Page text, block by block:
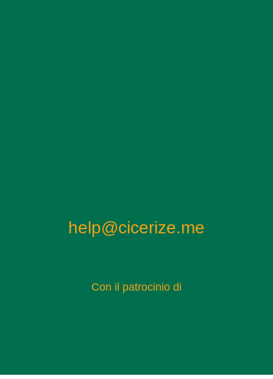
help@cicerize.me
Con il patrocinio di